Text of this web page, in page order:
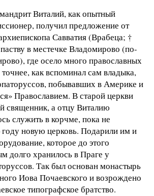
Виталий, как опытный
получил предложение от
Савватия (Врабеца; †
в местечке Владомирово (по-
где осело много православных
как вспоминал сам владыка,
побывавших в Америке и
Православием. В старой церкви
священник, а отцу Виталию
служить в корчме, пока не
году новую церковь. Подарили им и
которое до этого
долго хранилось в Праге у
Так был основан монастырь
Иова Почаевского и возрождено
типографское братство.